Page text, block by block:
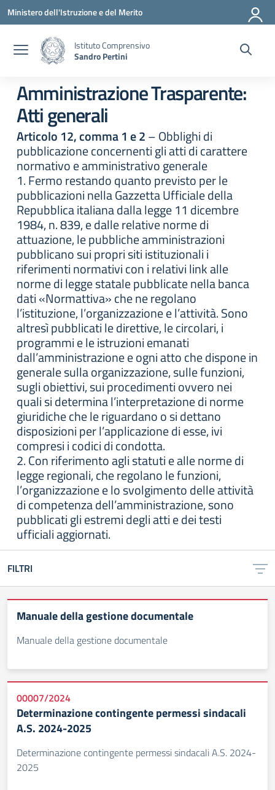
Vai ai contenuti
Vai al menu di navigazione
Vai al footer
Ministero dell'Istruzione e del Merito
Istituto Comprensivo
Sandro Pertini
Amministrazione Trasparente:
Atti generali
Articolo 12, comma 1 e 2– Obblighi di
pubblicazione concernenti gli atti di carattere
normativo e amministrativo generale
1. Fermo restando quanto previsto per le
pubblicazioni nella Gazzetta Ufficiale della
Repubblica italiana dalla legge 11 dicembre
1984, n. 839, e dalle relative norme di
attuazione, le pubbliche amministrazioni
pubblicano sui propri siti istituzionali i
riferimenti normativi con i relativi link alle
norme di legge statale pubblicate nella banca
dati «Normattiva» che ne regolano
l’istituzione, l’organizzazione e l’attività. Sono
altresì pubblicati le direttive, le circolari, i
programmi e le istruzioni emanati
dall’amministrazione e ogni atto che dispone in
generale sulla organizzazione, sulle funzioni,
sugli obiettivi, sui procedimenti ovvero nei
quali si determina l’interpretazione di norme
giuridiche che le riguardano o si dettano
disposizioni per l’applicazione di esse, ivi
compresi i codici di condotta.
2. Con riferimento agli statuti e alle norme di
legge regionali, che regolano le funzioni,
l’organizzazione e lo svolgimento delle attività
di competenza dell’amministrazione, sono
pubblicati gli estremi degli atti e dei testi
ufficiali aggiornati.
FILTRI
Manuale della gestione documentale
Manuale della gestione documentale
00007/2024
Determinazione contingente permessi sindacali
A.S. 2024-2025
Determinazione contingente permessi sindacali A.S. 2024-
2025